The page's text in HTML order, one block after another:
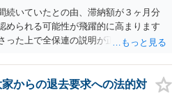
続いていたとの由、滞納額が３ヶ月分
められる可能性が飛躍的に高まります
った上で全保連の説明が正しければ、
、中身のある返答は期待できないと思
からの退去要求への法的対